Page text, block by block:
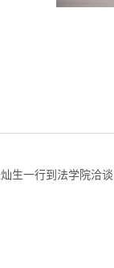
生一行到法学院洽